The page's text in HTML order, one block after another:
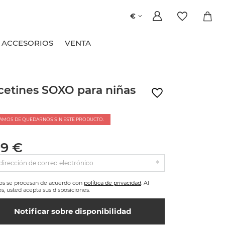
€
ACCESORIOS VENTA
SOXO para niñas
DE QUEDARNOS SIN ESTE PRODUCTO.
€
de correo electrónico
se procesan de acuerdo con política de privacidad. Al
usted acepta sus disposiciones.
Notificar sobre disponibilidad